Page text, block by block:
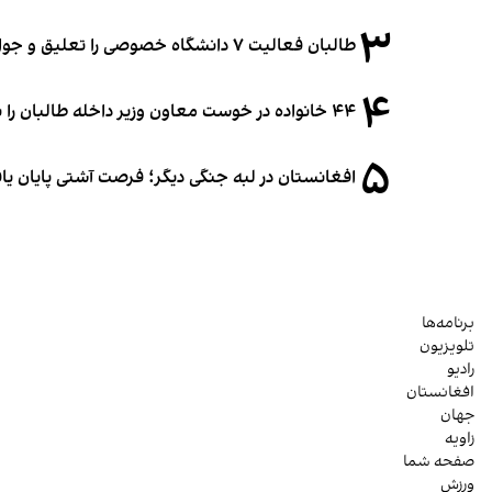
۳طالبان فعالیت ۷ دانشگاه خصوصی را تعلیق و جواز ۲ دانشگاه را لغو کرد
۴ ۴۴ خانواده در خوست معاون وزیر داخله طالبان را به غصب زمین متهم کردند
۵ افغانستان در لبه جنگی دیگر؛ فرصت آشتی پایان
برنامه‌ها
تلویزیون
رادیو
افغانستان
جهان
زاویه
صفحه شما
ورزش